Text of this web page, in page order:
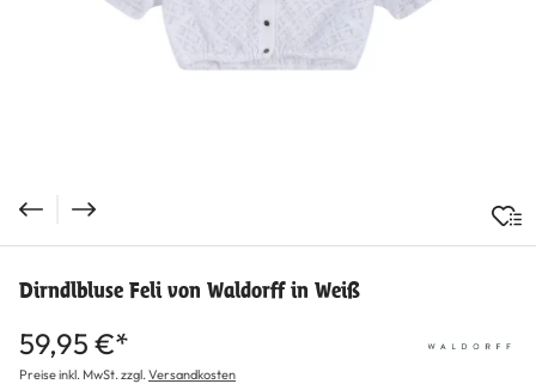
Dirndlbluse Feli von Waldorff in Weiß
59,95 €*
Preise inkl. MwSt. zzgl.Versandkosten